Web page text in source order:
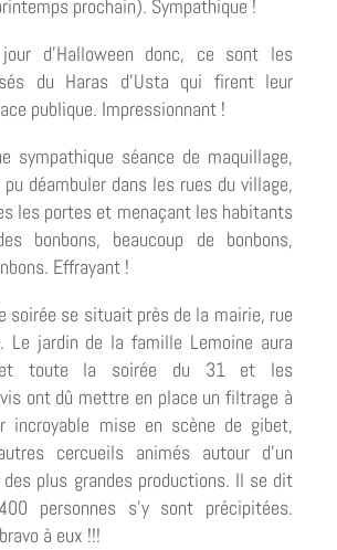
prochain). Sympathique !
d’Halloween donc, ce sont les
du Haras d’Usta qui firent leur
publique. Impressionnant !
sympathique séance de maquillage,
déambuler dans les rues du village,
les portes et menaçant les habitants
bonbons, beaucoup de bonbons,
Effrayant !
soirée se situait près de la mairie, rue
Le jardin de la famille Lemoine aura
toute la soirée du 31 et les
ont dû mettre en place un filtrage à
incroyable mise en scène de gibet,
cercueils animés autour d’un
des plus grandes productions. Il se dit
personnes s’y sont précipitées.
à eux !!!